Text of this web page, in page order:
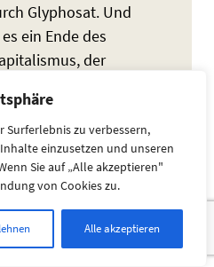
Surferlebnis zu verbessern,
einzusetzen und unseren
Sie auf „Alle akzeptieren"
von Cookies zu.
Alle akzeptieren
Glyphosat. Und
ein Ende des
der
auf der
in seiner Logik
zählt?
die
der Sendung
ff*gz Stuttgart am